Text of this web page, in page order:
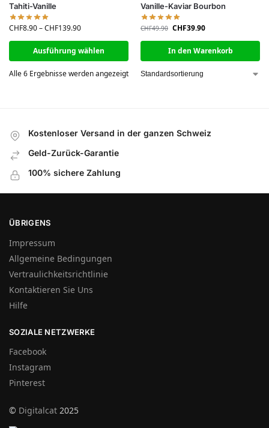
Tahiti-Vanille
CHF8.90–CHF139.90
Ausführung wählen
Vanille-Kaviar Bourbon
CHF49.90 CHF39.90
In den Warenkorb
Alle 6 Ergebnisse werden angezeigt
Kostenloser Versand in der ganzen Schweiz
Geld-Zurück-Garantie
100% sichere Zahlung
ÜBRIGENS
Impressum
Allgemeine Bedingungen
Vertraulichkeitsrichtlinie
Kontaktieren Sie Uns
Hilfe
SOZIALE NETZWERKE
Facebook
Instagram
Pinterest
© Digitalcat 2025